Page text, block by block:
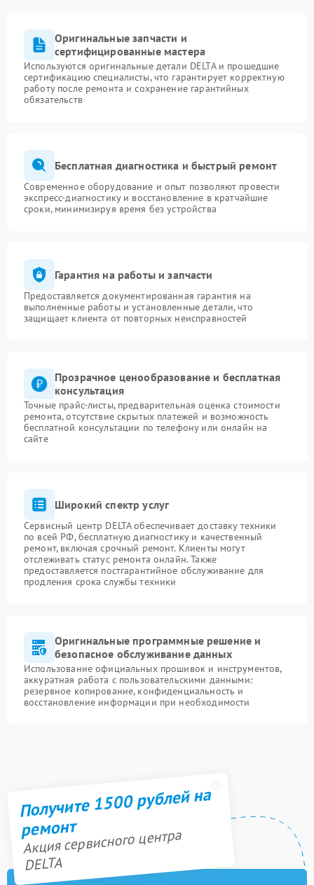
Оригинальные запчасти и
сертифицированные мастера
Используются оригинальные детали DELTA и прошедшие
сертификацию специалисты, что гарантирует корректную
работу после ремонта и сохранение гарантийных
обязательств
Бесплатная диагностика и быстрый ремонт
Современное оборудование и опыт позволяют провести
экспресс-диагностику и восстановление в кратчайшие
сроки, минимизируя время без устройства
Гарантия на работы и запчасти
Предоставляется документированная гарантия на
выполненные работы и установленные детали, что
защищает клиента от повторных неисправностей
Прозрачное ценообразование и бесплатная
консультация
Точные прайс-листы, предварительная оценка стоимости
ремонта, отсутствие скрытых платежей и возможность
бесплатной консультации по телефону или онлайн на
сайте
Широкий спектр услуг
Сервисный центр DELTA обеспечивает доставку техники
по всей РФ, бесплатную диагностику и качественный
ремонт, включая срочный ремонт. Клиенты могут
отслеживать статус ремонта онлайн. Также
предоставляется постгарантийное обслуживание для
продления срока службы техники
Оригинальные программные решение и
безопасное обслуживание данных
Использование официальных прошивок и инструментов,
аккуратная работа с пользовательскими данными:
резервное копирование, конфиденциальность и
восстановление информации при необходимости
Получите 1500 рублей на
ремонт
Акция сервисного центра
DELTA